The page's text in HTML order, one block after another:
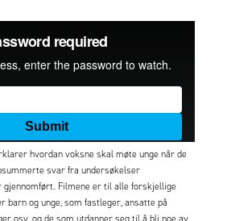
hvordan voksne skal møte unge når de
svar fra undersøkelser
gjennomført. Filmene er til alle forskjellige
barn og unge, som fastleger, ansatte på
osv, og de som utdanner seg til å bli noe av